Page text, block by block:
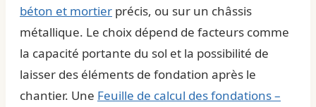
béton et mortier précis, ou sur un châssis
métallique. Le choix dépend de facteurs comme
la capacité portante du sol et la possibilité de
laisser des éléments de fondation après le
chantier. Une Feuille de calcul des fondations –